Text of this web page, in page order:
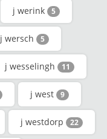
j werink 5
j wersch 5
j wesselingh 11
j west 9
j westdorp 22